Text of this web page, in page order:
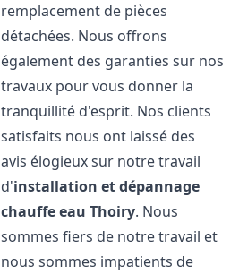
remplacement de pièces
détachées. Nous offrons
également des garanties sur nos
travaux pour vous donner la
tranquillité d'esprit. Nos clients
satisfaits nous ont laissé des
avis élogieux sur notre travail
d'installation et dépannage
chauffe eau Thoiry. Nous
sommes fiers de notre travail et
nous sommes impatients de